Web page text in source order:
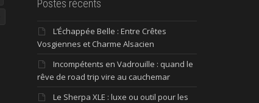
Postes récents
L’Échappée Belle : Entre Crêtes
Vosgiennes et Charme Alsacien
Incompétents en Vadrouille : quand le
rêve de road trip vire au cauchemar
Le Sherpa XLE : luxe ou outil pour les